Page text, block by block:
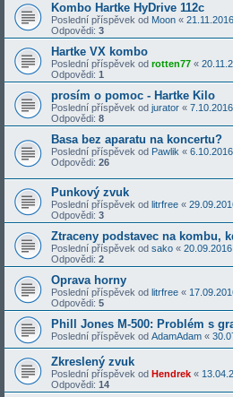
Kombo Hartke HyDrive 112c
Poslední příspěvek od Moon «
Odpovědi: 3
Hartke VX kombo
Poslední příspěvek od rotten77 «
Odpovědi: 1
prosím o pomoc - Hartke Kilo
Poslední příspěvek od jurator «
Odpovědi: 8
Basa bez aparatu na koncertu?
Poslední příspěvek od Pawlik «
Odpovědi: 26
Punkový zvuk
Poslední příspěvek od litrfree «
Odpovědi: 3
Ztraceny podstavec na kombu,
Poslední příspěvek od sako «
Odpovědi: 2
Oprava horny
Poslední příspěvek od litrfree «
Odpovědi: 5
Phill Jones M-500: Problém s
Poslední příspěvek od AdamAdam «
Zkreslený zvuk
Poslední příspěvek od Hendrek «
Odpovědi: 14